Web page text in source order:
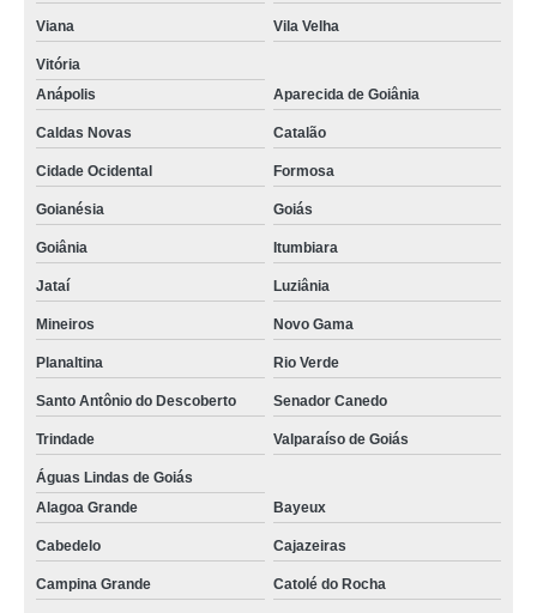
Viana Vila Velha
Vitória
Anápolis
Aparecida de Goiânia
Caldas Novas Catalão
Cidade Ocidental Formosa
Goianésia Goiás
Goiânia Itumbiara
Jataí Luziânia
Mineiros Novo Gama
Planaltina Rio Verde
Santo Antônio do Descoberto Senador Canedo
Trindade Valparaíso de Goiás
Águas Lindas de Goiás
Alagoa Grande
Bayeux
Cabedelo Cajazeiras
Campina Grande Catolé do Rocha